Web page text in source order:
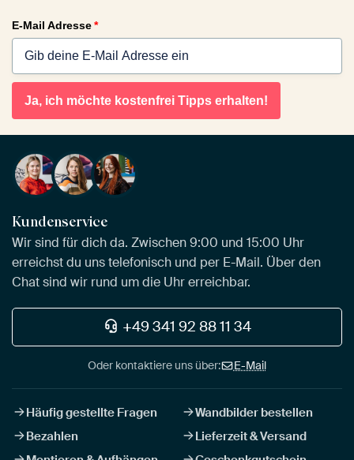
E-Mail Adresse*
Ja, ich möchte kostenfrei Tipps erhalten!
Kundenservice
Wir sind für dich da. Zwischen 9:00 und 15:00 Uhr
erreichst du uns telefonisch und per E-Mail. Über den
Chat sind wir rund um die Uhr erreichbar.
+49 341 92 88 11 34
Oder kontaktiere uns über: E-Mail
Häufig gestellte Fragen
Wandbilder bestellen
Bezahlen
Lieferzeit & Versand